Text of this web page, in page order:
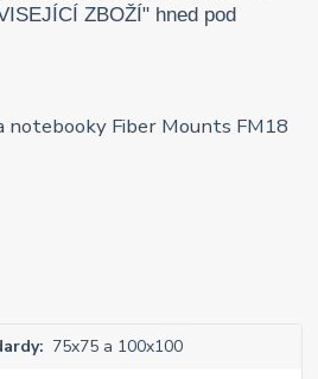
ZBOŽÍ" hned pod
75x75 a 100x100